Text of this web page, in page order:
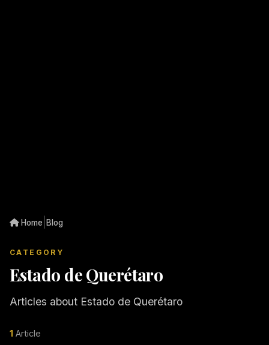
Home Blog
CATEGORY
Estado de Querétaro
Articles about Estado de Querétaro
1 Article